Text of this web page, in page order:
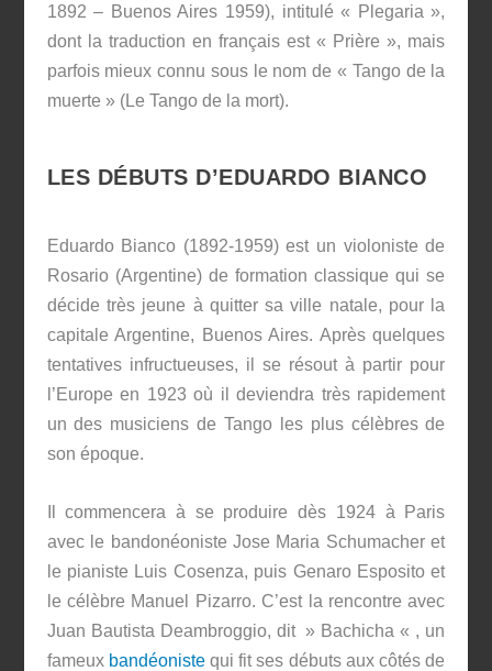
1892 – Buenos Aires 1959), intitulé « Plegaria »,
dont la traduction en français est « Prière », mais
parfois mieux connu sous le nom de « Tango de la
muerte » (Le Tango de la mort).
LES DÉBUTS D’EDUARDO BIANCO
Eduardo Bianco (1892-1959) est un violoniste de
Rosario (Argentine) de formation classique qui se
décide très jeune à quitter sa ville natale, pour la
capitale Argentine, Buenos Aires. Après quelques
tentatives infructueuses, il se résout à partir pour
l’Europe en 1923 où il deviendra très rapidement
un des musiciens de Tango les plus célèbres de
son époque.
Il commencera à se produire dès 1924 à Paris
avec le bandonéoniste Jose Maria Schumacher et
le pianiste Luis Cosenza, puis Genaro Esposito et
le célèbre Manuel Pizarro. C’est la rencontre avec
Juan Bautista Deambroggio, dit » Bachicha « , un
fameux bandéonistequi fit ses débuts aux côtés de